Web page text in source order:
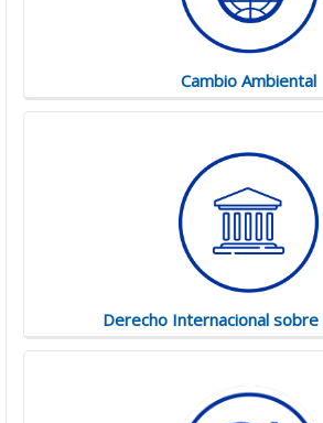
Cambio Ambiental
Derecho Internacional sobre